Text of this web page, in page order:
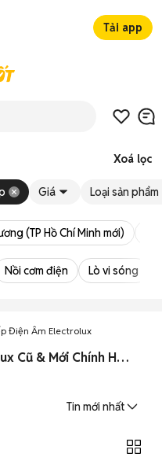
Tải app
Xoá lọc
Giá Loại sản phẩm
(TP Hồ Chí Minh mới)
Nồi cơm điện Lò vi sóng
Điện Âm Electrolux
Mua Bán Bếp Điện Âm Electrolux Cũ & Mới Chính Hãng Giá Rẻ
Tin mới nhất